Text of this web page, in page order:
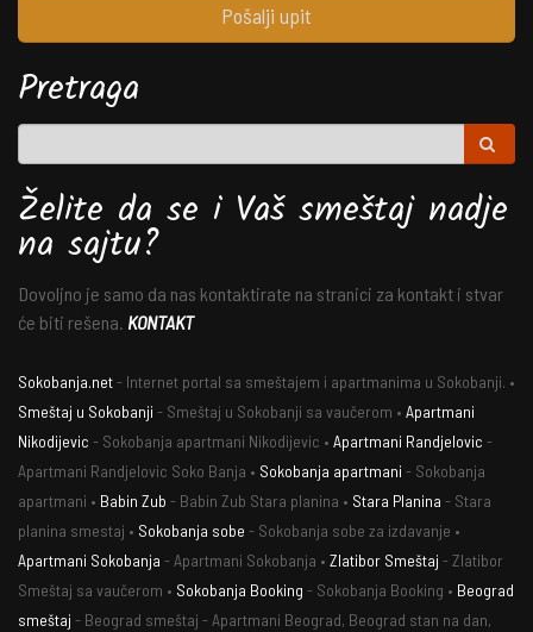
Pošalji upit
Pretraga
Želite da se i Vaš smeštaj nadje
na sajtu?
Dovoljno je samo da nas kontaktirate na stranici za kontakt i stvar
će biti rešena. KONTAKT
Sokobanja.net- Internet portal sa smeštajem i apartmanima u Sokobanji. •
Smeštaj u Sokobanji - Smeštaj u Sokobanji sa vaučerom • Apartmani
Nikodijevic - Sokobanja apartmani Nikodijevic • Apartmani Randjelovic -
Apartmani Randjelovic Soko Banja • Sokobanja apartmani - Sokobanja
apartmani • Babin Zub - Babin Zub Stara planina • Stara Planina - Stara
planina smestaj • Sokobanja sobe - Sokobanja sobe za izdavanje •
Apartmani Sokobanja - Apartmani Sokobanja • Zlatibor Smeštaj - Zlatibor
Smeštaj sa vaučerom • Sokobanja Booking - Sokobanja Booking • Beograd
smeštaj - Beograd smeštaj - Apartmani Beograd, Beograd stan na dan,